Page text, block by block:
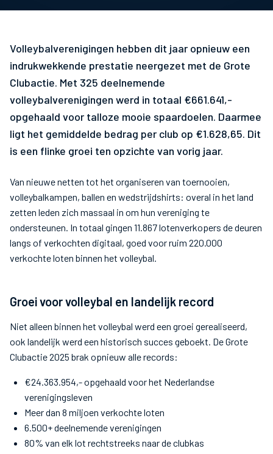
Volleybalverenigingen hebben dit jaar opnieuw een
indrukwekkende prestatie neergezet met de Grote
Clubactie. Met 325 deelnemende
volleybalverenigingen werd in totaal €661.641,-
opgehaald voor talloze mooie spaardoelen. Daarmee
ligt het gemiddelde bedrag per club op €1.628,65. Dit
is een flinke groei ten opzichte van vorig jaar.
Van nieuwe netten tot het organiseren van toernooien,
volleybalkampen, ballen en wedstrijdshirts: overal in het land
zetten leden zich massaal in om hun vereniging te
ondersteunen. In totaal gingen 11.867 lotenverkopers de deuren
langs of verkochten digitaal, goed voor ruim 220.000
verkochte loten binnen het volleybal.
Groei voor volleybal en landelijk record
Niet alleen binnen het volleybal werd een groei gerealiseerd,
ook landelijk werd een historisch succes geboekt. De Grote
Clubactie 2025 brak opnieuw alle records:
€24.363.954,- opgehaald voor het Nederlandse
verenigingsleven
Meer dan 8 miljoen verkochte loten
6.500+ deelnemende verenigingen
80% van elk lot rechtstreeks naar de clubkas